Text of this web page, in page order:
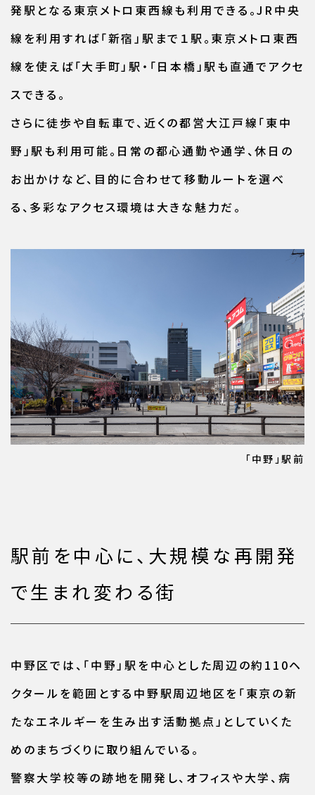
発駅となる東京メトロ東西線も利用できる。JR中央
線を利用すれば「新宿」駅まで１駅。東京メトロ東西
線を使えば「大手町」駅・「日本橋」駅も直通でアクセ
スできる。
さらに徒歩や自転車で、近くの都営大江戸線「東中
野」駅も利用可能。日常の都心通勤や通学、休日の
お出かけなど、目的に合わせて移動ルートを選べ
る、多彩なアクセス環境は大きな魅力だ。
「中野」駅前
駅前を中心に、大規模な再開発
で生まれ変わる街
中野区では、「中野」駅を中心とした周辺の約110ヘ
クタールを範囲とする中野駅周辺地区を「東京の新
たなエネルギーを生み出す活動拠点」としていくた
めのまちづくりに取り組んでいる。
警察大学校等の跡地を開発し、オフィスや大学、病